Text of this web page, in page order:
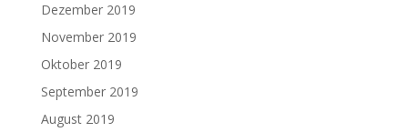
Dezember 2019
November 2019
Oktober 2019
September 2019
August 2019